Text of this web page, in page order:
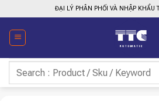
qua
nội
dung
ĐẠI LÝ PHÂN PHỐI VÀ NHẬP KHẨU
kiếm: